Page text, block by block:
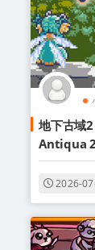
地下古域
Antiqua
2026-